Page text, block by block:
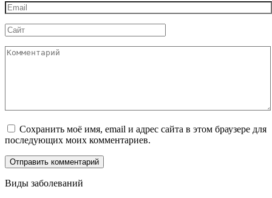
Email
*
Сайт
Комментарий
Сохранить моё имя, email и адрес сайта в этом браузере для
последующих моих комментариев.
Виды заболеваний